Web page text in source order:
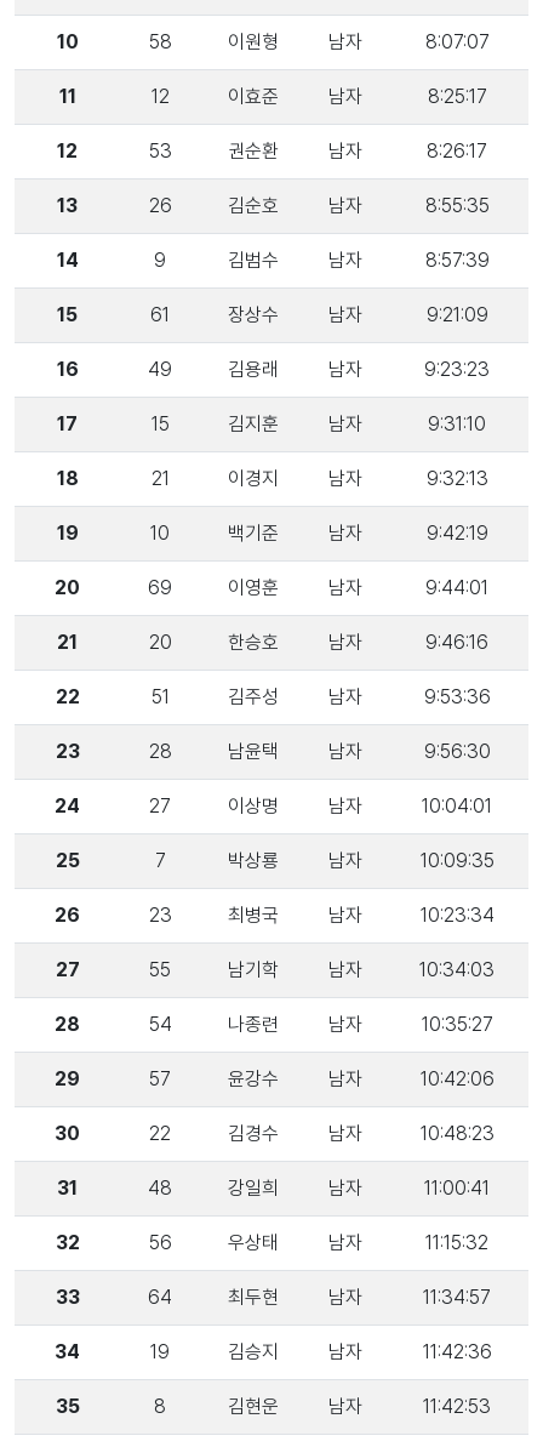
10 58 이원형 남자 8:07:07
11 12 이효준 남자 8:25:17
12 53 권순환 남자 8:26:17
13 26 김순호 남자 8:55:35
14 9 김범수 남자 8:57:39
15 61 장상수 남자 9:21:09
16 49 김용래 남자 9:23:23
17 15 김지훈 남자 9:31:10
18 21 이경지 남자 9:32:13
19 10 백기준 남자 9:42:19
20 69 이영훈 남자 9:44:01
21 20 한승호 남자 9:46:16
22 51 김주성 남자 9:53:36
23 28 남윤택 남자 9:56:30
24 27 이상명 남자 10:04:01
25 7 박상룡 남자 10:09:35
26 23 최병국 남자 10:23:34
27 55 남기학 남자 10:34:03
28 54 나종련 남자 10:35:27
29 57 윤강수 남자 10:42:06
30 22 김경수 남자 10:48:23
31 48 강일희 남자 11:00:41
32 56 우상태 남자 11:15:32
33 64 최두현 남자 11:34:57
34 19 김승지 남자 11:42:36
35 8 김현운 남자 11:42:53